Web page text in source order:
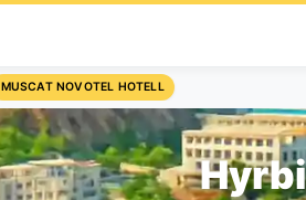
MUSCAT NOVOTEL HOTELL